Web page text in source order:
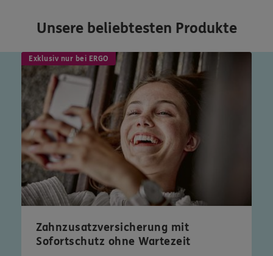
Unsere beliebtesten Produkte
Exklusiv nur bei ERGO
Zahnzusatzversicherung mit
Sofortschutz ohne Wartezeit